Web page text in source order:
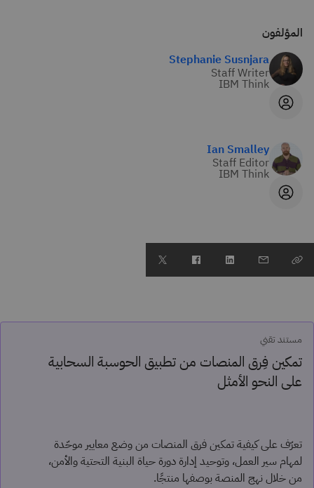
المؤلفون
Stephanie Susnjara
Staff Writer
IBM Think
Ian Smalley
Staff Editor
IBM Think
مستند تقني
تمكين فِرق المنصات من تطبيق الحوسبة السحابية
على النحو الأمثل
تعرّف على كيفية تمكين فرق المنصات من وضع معايير موحّدة
لمهام سير العمل، وتوحيد إدارة دورة حياة البنية التحتية والأمن،
من خلال نهج المنصة بوصفها منتجًا.